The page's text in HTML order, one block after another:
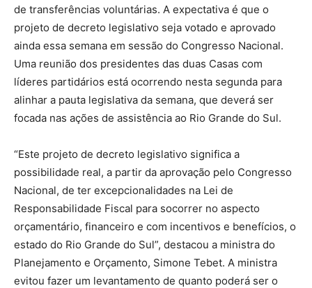
de transferências voluntárias. A expectativa é que o
projeto de decreto legislativo seja votado e aprovado
ainda essa semana em sessão do Congresso Nacional.
Uma reunião dos presidentes das duas Casas com
líderes partidários está ocorrendo nesta segunda para
alinhar a pauta legislativa da semana, que deverá ser
focada nas ações de assistência ao Rio Grande do Sul.
“Este projeto de decreto legislativo significa a
possibilidade real, a partir da aprovação pelo Congresso
Nacional, de ter excepcionalidades na Lei de
Responsabilidade Fiscal para socorrer no aspecto
orçamentário, financeiro e com incentivos e benefícios, o
estado do Rio Grande do Sul”, destacou a ministra do
Planejamento e Orçamento, Simone Tebet. A ministra
evitou fazer um levantamento de quanto poderá ser o